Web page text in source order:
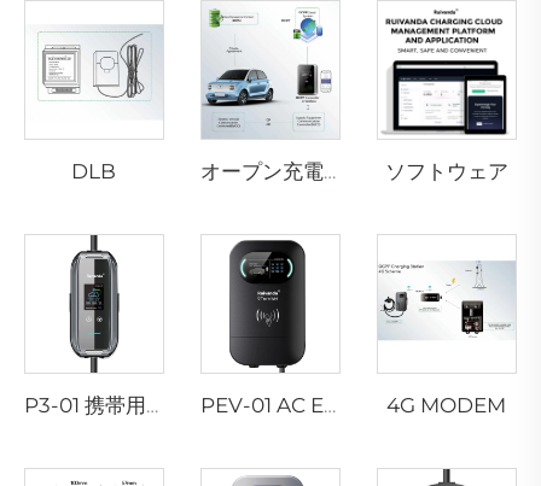
DLB オープン充電ステーションプロトコル ソフトウェア
P3-01 携帯用EV充電器 PEV-01 AC EV ウォールボックス 4G MODEM